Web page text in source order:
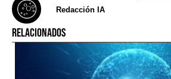
Redacción IA
RELACIONADOS